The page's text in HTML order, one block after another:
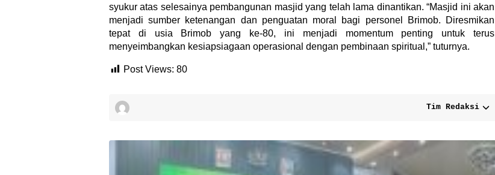
syukur atas selesainya pembangunan masjid yang telah lama dinantikan. “Masjid ini akan
menjadi sumber ketenangan dan penguatan moral bagi personel Brimob. Diresmikan
tepat di usia Brimob yang ke-80, ini menjadi momentum penting untuk terus
menyeimbangkan kesiapsiagaan operasional dengan pembinaan spiritual,” tuturnya.
Post Views: 80
Tim Redaksi